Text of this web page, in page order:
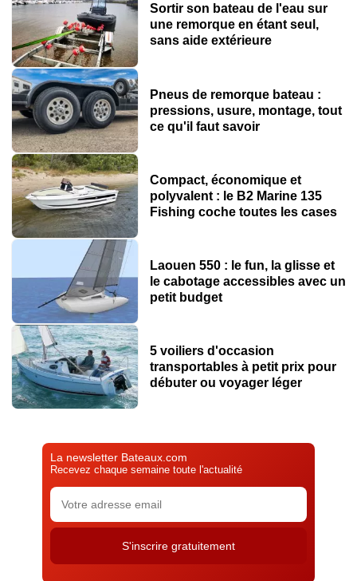
Sortir son bateau de l'eau sur
une remorque en étant seul,
sans aide extérieure
Pneus de remorque bateau :
pressions, usure, montage, tout
ce qu'il faut savoir
Compact, économique et
polyvalent : le B2 Marine 135
Fishing coche toutes les cases
Laouen 550 : le fun, la glisse et
le cabotage accessibles avec un
petit budget
5 voiliers d'occasion
transportables à petit prix pour
débuter ou voyager léger
La newsletter Bateaux.com
Recevez chaque semaine toute l'actualité